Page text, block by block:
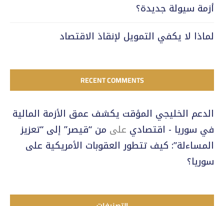
أزمة سيولة جديدة؟
لماذا لا يكفي التمويل لإنقاذ الاقتصاد
RECENT COMMENTS
الدعم الخليجي المؤقت يكشف عمق الأزمة المالية
في سوريا - اقتصادي على من “قيصر” إلى “تعزيز
المساءلة”: كيف تتطور العقوبات الأمريكية على
سوريا؟